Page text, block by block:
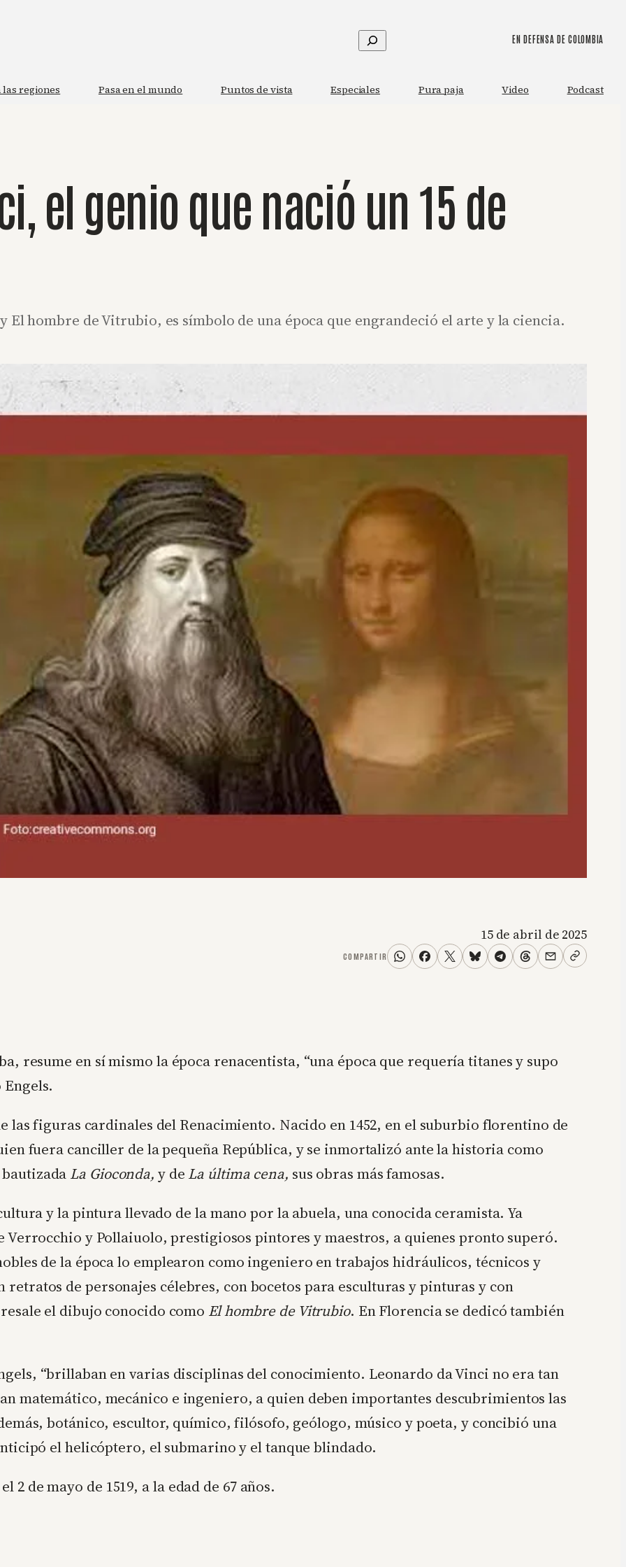
Buscar EN DEFENSA DE COLOMBIA
las regiones Pasa en el mundo Puntos de vista Especiales Pura paja Video Podcast
el genio que nació un 15 de
hombre de Vitrubio, es símbolo de una época que engrandeció el arte y la ciencia.
15 de abril de 2025
COMPARTIR
resume en sí mismo la época renacentista, “una época que requería titanes y supo
figuras cardinales del Renacimiento. Nacido en 1452, en el suburbio florentino de
fuera canciller de la pequeña República, y se inmortalizó ante la historia como
La Gioconda, y de La última cena, sus obras más famosas.
y la pintura llevado de la mano por la abuela, una conocida ceramista. Ya
Verrocchio y Pollaiuolo, prestigiosos pintores y maestros, a quienes pronto superó.
de la época lo emplearon como ingeniero en trabajos hidráulicos, técnicos y
de personajes célebres, con bocetos para esculturas y pinturas y con
el dibujo conocido como El hombre de Vitrubio. En Florencia se dedicó también
“brillaban en varias disciplinas del conocimiento. Leonardo da Vinci no era tan
matemático, mecánico e ingeniero, a quien deben importantes descubrimientos las
botánico, escultor, químico, filósofo, geólogo, músico y poeta, y concibió una
el helicóptero, el submarino y el tanque blindado.
de mayo de 1519, a la edad de 67 años.